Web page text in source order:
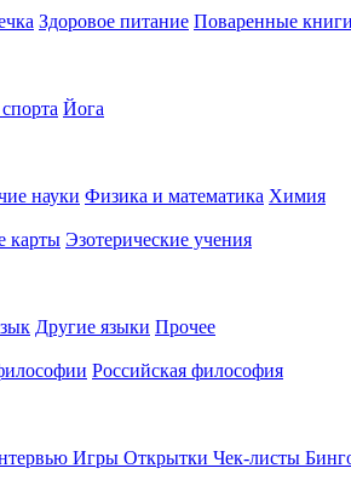
Здоровое питание Поваренные книги
Йога
науки Физика и математика Химия
карты Эзотерические учения
Другие языки Прочее
Российская философия
Игры Открытки Чек-листы